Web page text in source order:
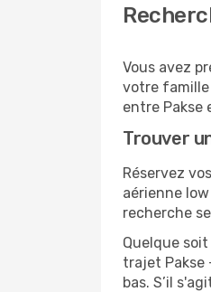
Vous avez
votre famille
entre Pakse
Trouver
Réservez
aérienne
recherche
Quelque
trajet Pakse
bas. S’il